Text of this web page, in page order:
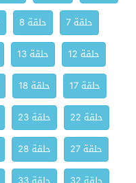
حلقة 7
حلقة 8
حلقة 12
حلقة 13
حلقة 17
حلقة 18
حلقة 22
حلقة 23
حلقة 27
حلقة 28